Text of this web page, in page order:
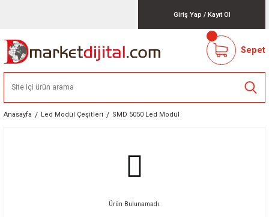
Giriş Yap / Kayıt Ol
Sepet
Anasayfa Led Modül Çeşitleri SMD 5050 Led Modül
Ürün Bulunamadı.